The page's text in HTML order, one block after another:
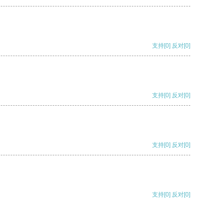
支持[0] 反对[0]
支持[0] 反对[0]
支持[0] 反对[0]
支持[0] 反对[0]